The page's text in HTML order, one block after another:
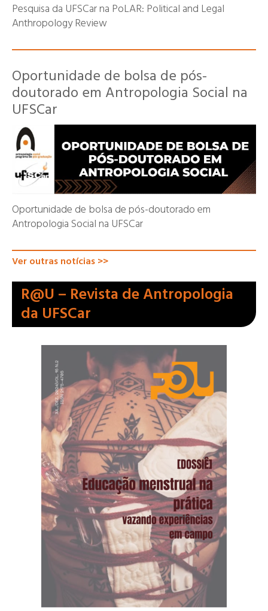
Pesquisa da UFSCar na PoLAR: Political and Legal
Anthropology Review
Oportunidade de bolsa de pós-
doutorado em Antropologia Social na
UFSCar
Oportunidade de bolsa de pós-doutorado em
Antropologia Social na UFSCar
Ver outras notícias >>
R@U – Revista de Antropologia
da UFSCar